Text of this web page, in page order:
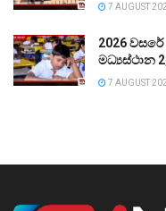
7 AUGUST
2026
මධ්‍යස්ථාන
7 AUGUST